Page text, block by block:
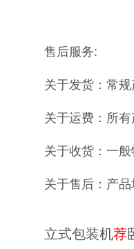
售后服务:
关于发货：常
关于运费：所
关于收货：一
关于售后：产
立式包装机荐